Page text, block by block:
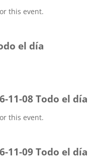
this event.
el día
11-08 Todo el día
this event.
11-09 Todo el día